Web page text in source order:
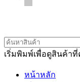
เริ่มพิมพ์เพื่อดูสินค้า
หน้าหลัก